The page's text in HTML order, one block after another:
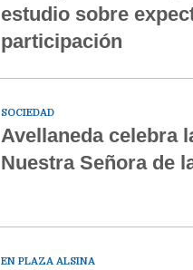
estudio sobre
participación
SOCIEDAD
Avellaneda celebra
Nuestra Señora de
EN PLAZA ALSINA